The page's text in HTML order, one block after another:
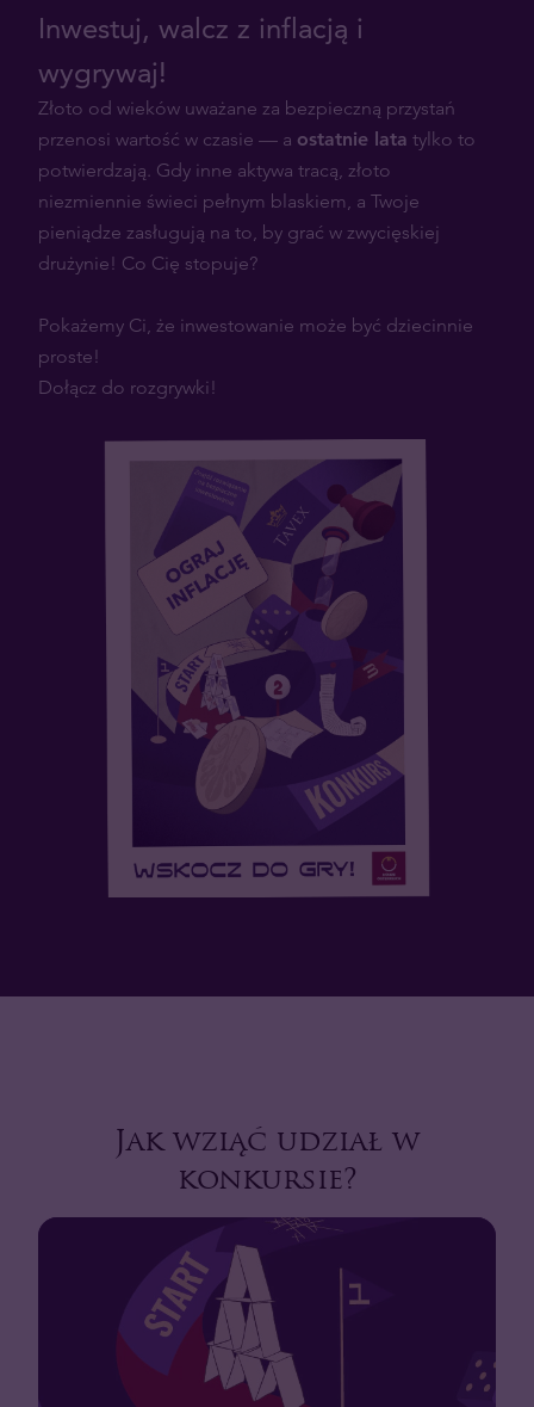
Inwestuj, walcz z inflacją i
wygrywaj!
Złoto od wieków uważane za bezpieczną przystań
przenosi wartość w czasie — a ostatnie lata tylko to
potwierdzają. Gdy inne aktywa tracą, złoto
niezmiennie świeci pełnym blaskiem, a Twoje
pieniądze zasługują na to, by grać w zwycięskiej
drużynie! Co Cię stopuje?
Pokażemy Ci, że inwestowanie może być dziecinnie
proste!
Dołącz do rozgrywki!
Jak wziąć udział w
konkursie?